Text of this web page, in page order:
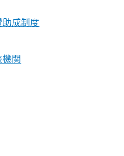
成制度
関